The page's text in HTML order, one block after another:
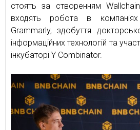
стоять за створенням
входять робота в
Grammarly, здобуття
інформаційних технологій та
інкубаторі Y Combinator.